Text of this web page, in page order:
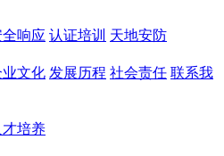
响应 认证培训 天地安防
业文化 发展历程 社会责任 联系我
才培养